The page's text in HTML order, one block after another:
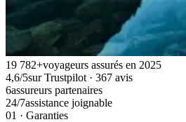
19 782+voyageurs assurés en 2025
4,6/5sur Trustpilot · 367 avis
6assureurs partenaires
24/7assistance joignable
01 · Garanties